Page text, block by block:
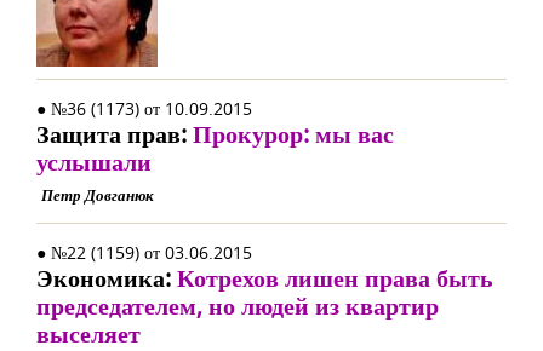
● №36 (1173) от 10.09.2015
Защита прав:Прокурор: мы вас
услышали
Петр Довганюк
● №22 (1159) от 03.06.2015
Экономика:Котрехов лишен права быть
председателем, но людей из квартир
выселяет